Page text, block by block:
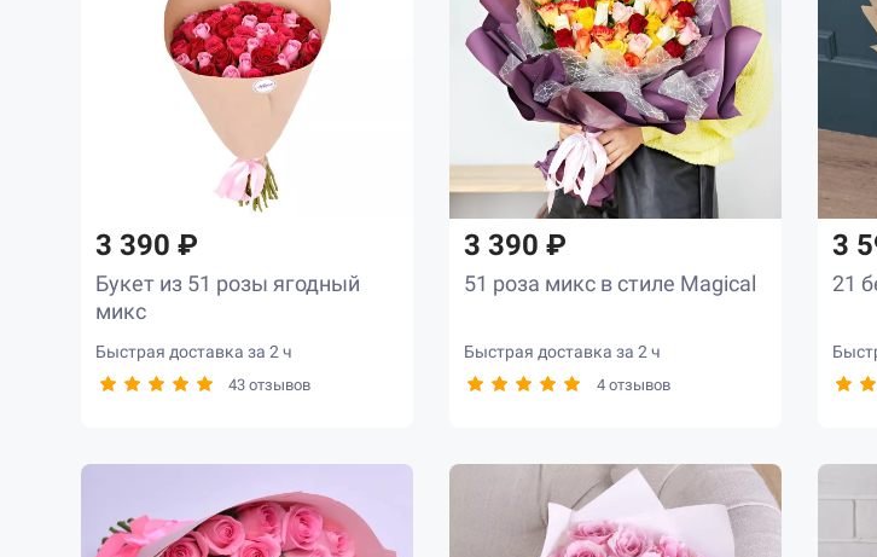
3 390 ₽
Букет из 51 розы ягодный
микс
Быстрая доставка за 2 ч
43 отзывов
3 390 ₽
51 роза микс в стиле Magical
Быстрая доставка за 2 ч
4 отзывов
3
21